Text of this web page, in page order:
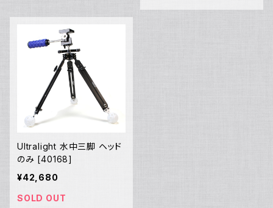
Ultralight 水中三脚 ヘッド
のみ [40168]
¥42,680
SOLD OUT